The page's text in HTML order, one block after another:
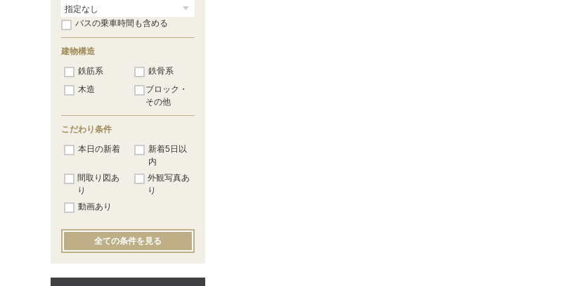
バスの乗車時間も含める
建物構造
鉄筋系
鉄骨系
木造
ブロック・
その他
こだわり条件
本日の新着
新着5日以
内
間取り図あ
り
外観写真あ
り
動画あり
全ての条件を見る